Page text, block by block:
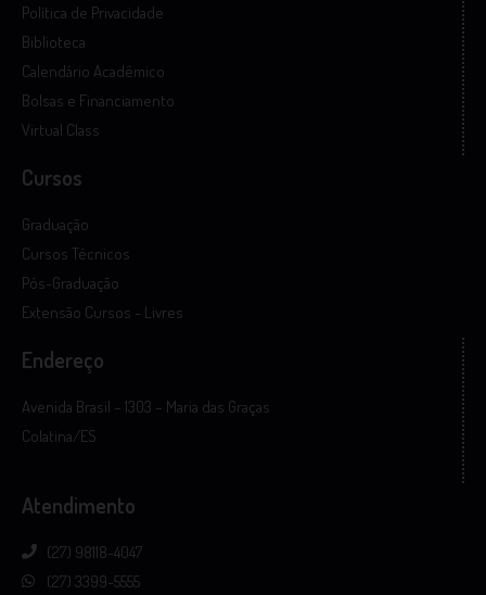
Política de Privacidade
Biblioteca
Calendário Acadêmico
Bolsas e Financiamento
Virtual Class
Cursos
Graduação
Cursos Técnicos
Pós-Graduação
Extensão Cursos - Livres
Endereço
Avenida Brasil – 1303 – Maria das Graças
Colatina/ES
Atendimento
(27) 98118-4047
(27) 3399-5555